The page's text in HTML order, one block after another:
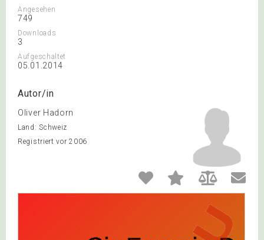
Angesehen
749
Downloads
3
Aufgeschaltet
05.01.2014
Autor/in
Oliver Hadorn
Land: Schweiz
Registriert vor 2006